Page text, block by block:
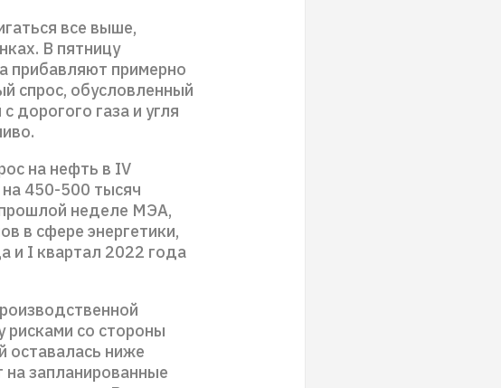
все выше,
В пятницу
прибавляют примерно
спрос, обусловленный
дорогого газа и угля
на нефть в IV
450-500 тысяч
прошлой неделе МЭА,
в сфере энергетики,
и I квартал 2022 года
со стороны
оставалась ниже
запланированные